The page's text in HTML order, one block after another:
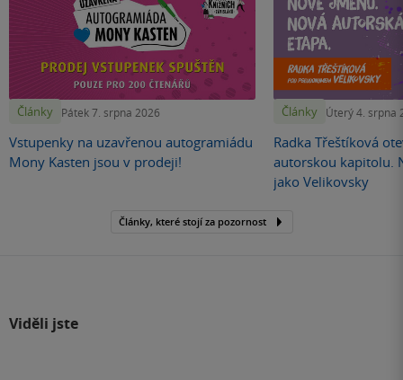
Články Pátek 7. srpna 2026
Vstupenky na uzavřenou autogramiádu
Mony Kasten jsou v prodeji!
Články Úterý 4. srpna
Radka Třeštíková
autorskou kapitolu.
jako Velikovsky
Články, které stojí za pozornost
Viděli jste